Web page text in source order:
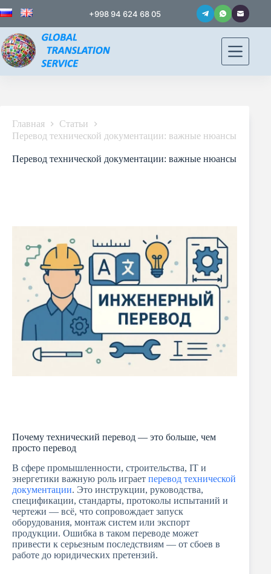
+998 94 624 68 05
Главная
Статьи
Перевод технической документации: важные нюансы
Перевод технической документации: важные нюансы
Почему технический перевод — это больше, чем
просто перевод
В сфере промышленности, строительства, IT и
энергетики важную роль играет перевод технической
документации. Это инструкции, руководства,
спецификации, стандарты, протоколы испытаний и
чертежи — всё, что сопровождает запуск
оборудования, монтаж систем или экспорт
продукции. Ошибка в таком переводе может
привести к серьезным последствиям — от сбоев в
работе до юридических претензий.